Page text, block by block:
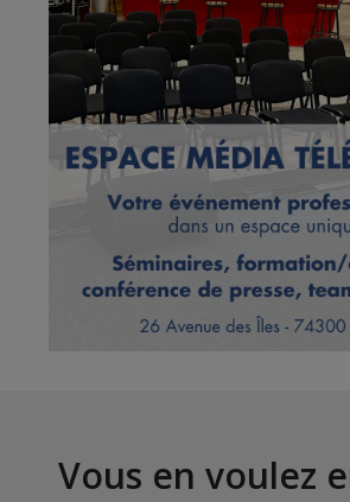
Vous en voulez